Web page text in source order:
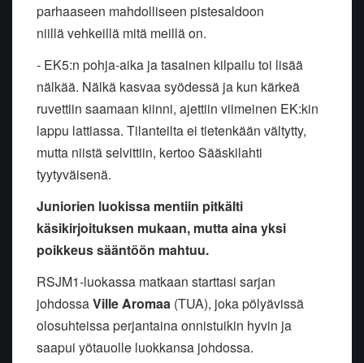
parhaaseen mahdolliseen pistesaldoon
niillä vehkeillä mitä meillä on.
- EK5:n pohja-aika ja tasainen kilpailu toi lisää
nälkää. Nälkä kasvaa syödessä ja kun kärkeä
ruvettiin saamaan kiinni, ajettiin viimeinen EK:kin
lappu lattiassa. Tilanteilta ei tietenkään vältytty,
mutta niistä selvittiin, kertoo Sääskilahti
tyytyväisenä.
Juniorien luokissa mentiin pitkälti
käsikirjoituksen mukaan, mutta aina yksi
poikkeus sääntöön mahtuu.
RSJM1-luokassa matkaan starttasi sarjan
johdossaVille Aromaa (TUA), joka pölyävissä
olosuhteissa perjantaina onnistuikin hyvin ja
saapui yötauolle luokkansa johdossa.